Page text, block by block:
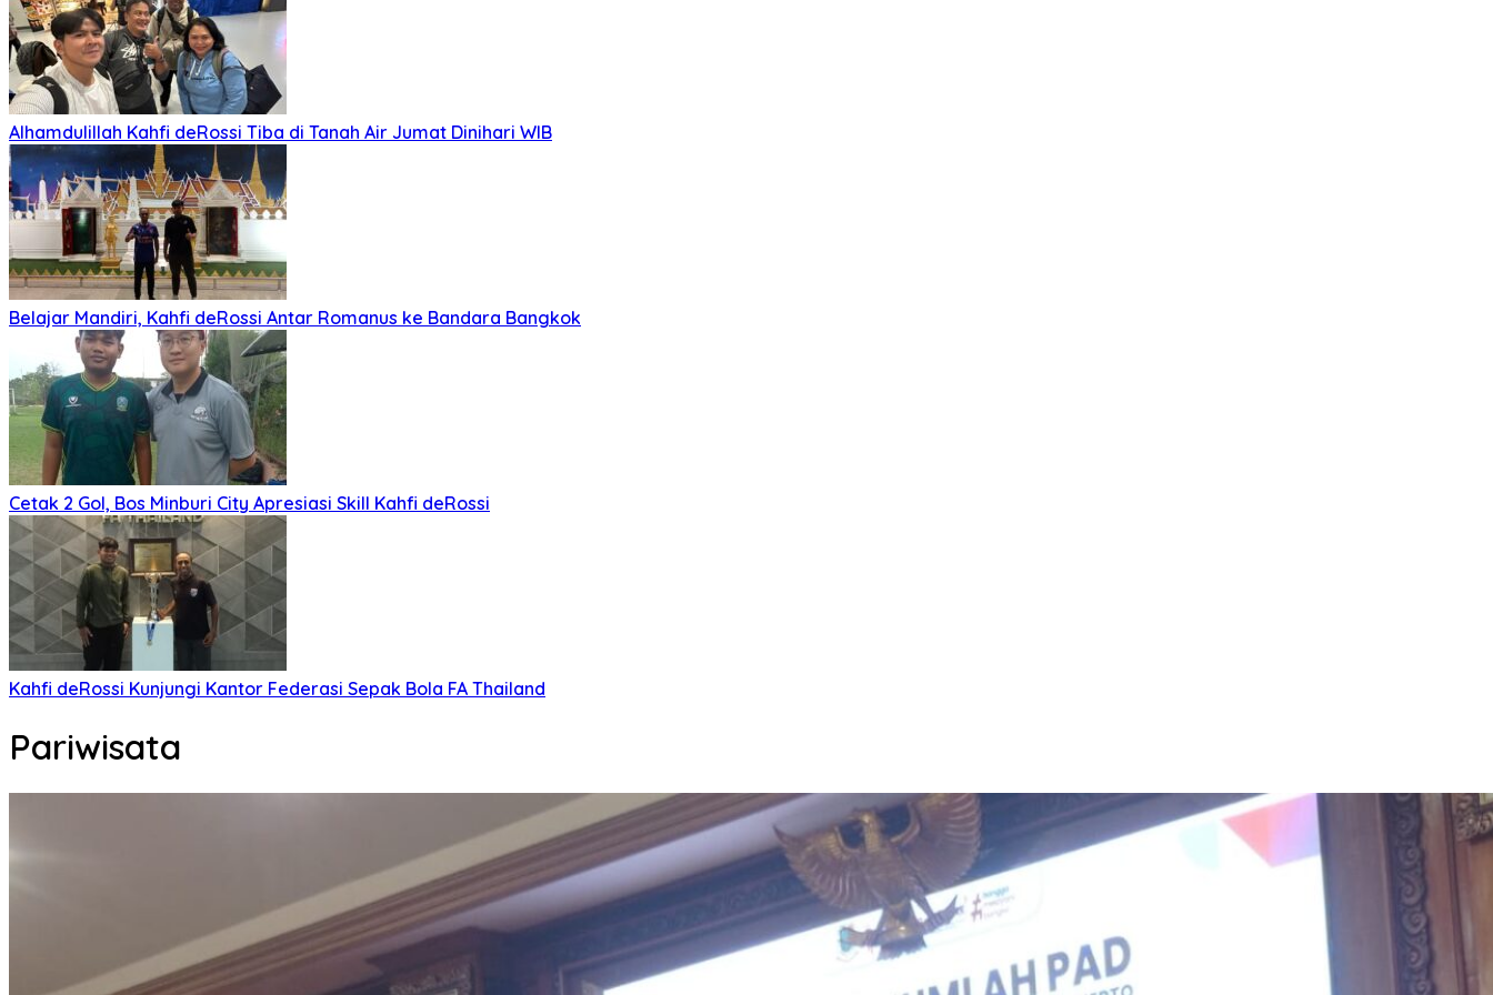
Alhamdulillah Kahfi deRossi Tiba di Tanah Air Jumat Dinihari WIB
Belajar Mandiri, Kahfi deRossi Antar Romanus ke Bandara Bangkok
Cetak 2 Gol, Bos Minburi City Apresiasi Skill Kahfi deRossi
Kahfi deRossi Kunjungi Kantor Federasi Sepak Bola FA Thailand
Pariwisata